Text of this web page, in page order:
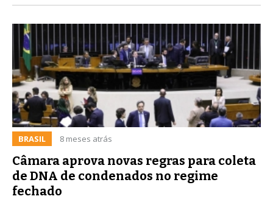
BRASIL 8 meses atrás
Câmara aprova novas regras para coleta
de DNA de condenados no regime
fechado